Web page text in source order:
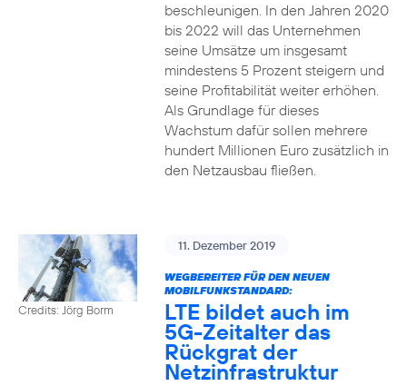
beschleunigen. In den Jahren 2020
bis 2022 will das Unternehmen
seine Umsätze um insgesamt
mindestens 5 Prozent steigern und
seine Profitabilität weiter erhöhen.
Als Grundlage für dieses
Wachstum dafür sollen mehrere
hundert Millionen Euro zusätzlich in
den Netzausbau fließen.
Credits: Jörg Borm
11. Dezember 2019
WEGBEREITER FÜR DEN NEUEN
MOBILFUNKSTANDARD:
LTE bildet auch im
5G-Zeitalter das
Rückgrat der
Netzinfrastruktur